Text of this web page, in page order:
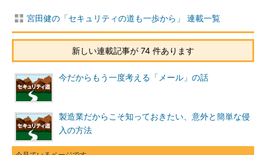
宮田健の「セキュリティの道も一歩から」 連載一覧
新しい連載記事が 74 件あります
今だからもう一度考える「メール」の話
製造業だからこそ知っておきたい、意外と簡単な侵
入の方法